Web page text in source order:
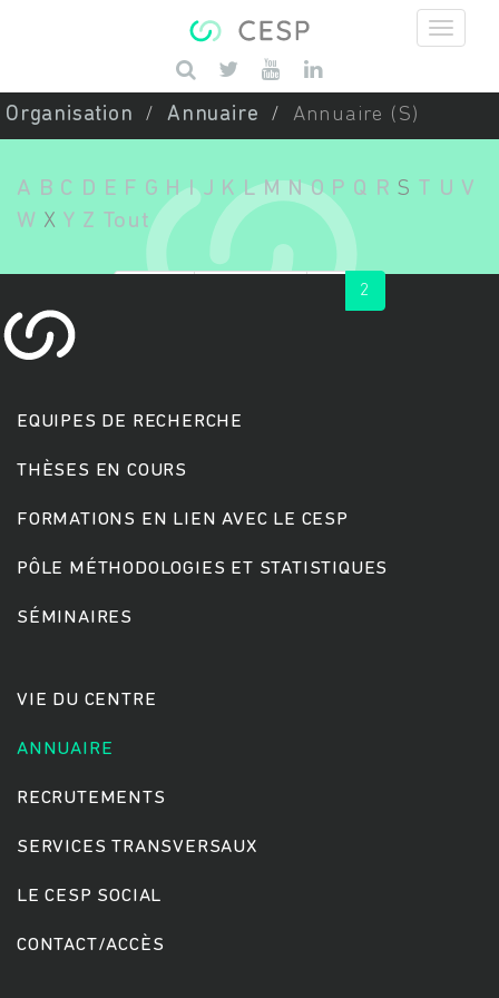
Saisissez vos mots-clés
Organisation Annuaire Annuaire (S)
A B C D E F G H I J K L M N O P Q R S T U V
W X Y Z Tout
2
EQUIPES DE RECHERCHE
THÈSES EN COURS
FORMATIONS EN LIEN AVEC LE CESP
PÔLE MÉTHODOLOGIES ET STATISTIQUES
SÉMINAIRES
VIE DU CENTRE
ANNUAIRE
RECRUTEMENTS
SERVICES TRANSVERSAUX
LE CESP SOCIAL
CONTACT/ACCÈS